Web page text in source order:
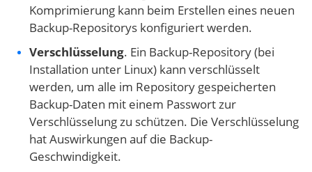
Komprimierung kann beim Erstellen eines neuen
Backup-Repositorys konfiguriert werden.
Verschlüsselung. Ein Backup-Repository (bei
Installation unter Linux) kann verschlüsselt
werden, um alle im Repository gespeicherten
Backup-Daten mit einem Passwort zur
Verschlüsselung zu schützen. Die Verschlüsselung
hat Auswirkungen auf die Backup-
Geschwindigkeit.